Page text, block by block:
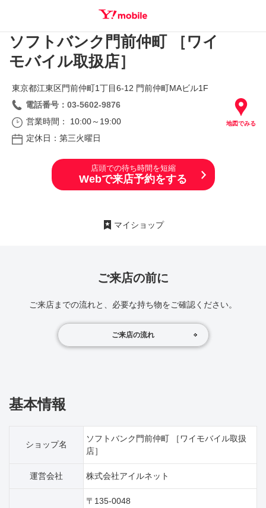
SEARCH
ソフトバンク門前仲町 ［ワイ
モバイル取扱店］
地図でみる
東京都江東区門前仲町1丁目6‐12 門前仲町MAビル1F
電話番号：03-5602-9876
営業時間： 10:00～19:00
定休日：第三火曜日
店頭での待ち時間を短縮
Webで来店予約をする
マイショップ
ご来店の前に
ご来店までの流れと、必要な持ち物をご確認ください。
ご来店の流れ
基本情報
ショップ名
ソフトバンク門前仲町 ［ワイモバイル取扱
店］
運営会社 株式会社アイルネット
〒135-0048